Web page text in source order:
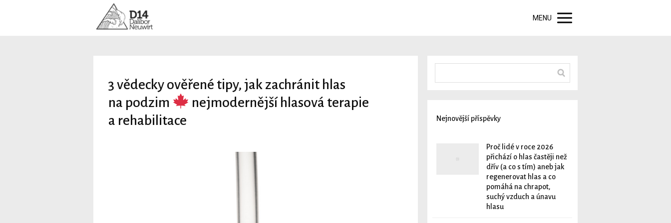
MENU
3 vědecky ověřené tipy, jak zachránit hlas
na podzim
nejmodernější hlasová terapie
a rehabilitace
Nejnovější příspěvky
Proč lidé v roce 2026
přichází o hlas častěji než
dřív (a co s tím) aneb jak
regenerovat hlas a co
pomáhá na chrapot,
suchý vzduch a únavu
hlasu